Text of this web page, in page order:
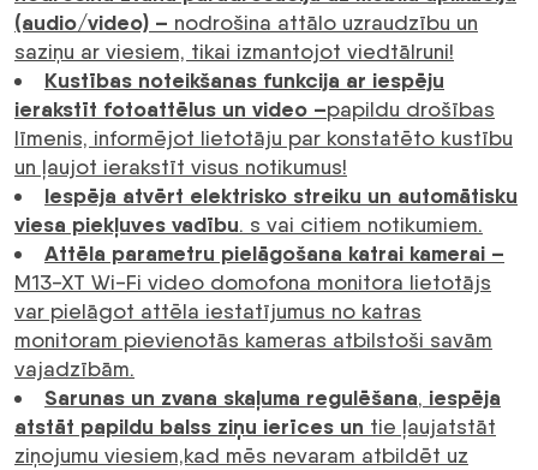
(audio/video) – nodrošina attālo uzraudzību un
saziņu ar viesiem, tikai izmantojot viedtālruni!
Kustības noteikšanas funkcija ar iespēju
ierakstīt fotoattēlus un video –papildu drošības
līmenis, informējot lietotāju par konstatēto kustību
un ļaujot ierakstīt visus notikumus!
Iespēja atvērt elektrisko streiku un automātisku
viesa piekļuves vadību. s vai citiem notikumiem.
Attēla parametru pielāgošana katrai kamerai –
M13-XT Wi-Fi video domofona monitora lietotājs
var pielāgot attēla iestatījumus no katras
monitoram pievienotās kameras atbilstoši savām
vajadzībām.
Sarunas un zvana skaļuma regulēšana, iespēja
atstāt papildu balss ziņu ierīces un tie ļaujatstāt
ziņojumu viesiem,kad mēs nevaram atbildēt uz